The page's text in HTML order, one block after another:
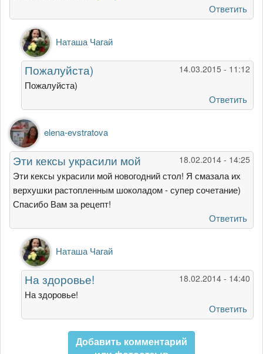
Ответить
Ответ
на
Спасибо
за
рецепт
Aлсиня
Гарифуллина
Наташа Чагай
14.03.2015 - 11:12
Пожалуйста)
Пожалуйста)
Ответить
elena-evstratova
18.02.2014 - 14:25
Эти кексы украсили мой
Эти кексы украсили мой новогодний стол! Я смазала их
верхушки растопленным шоколадом - супер сочетание)
Спасибо Вам за рецепт!
Ответить
Ответ
на
Эти
кексы
украсили
от
Наташа Чагай
18.02.2014 - 14:40
На здоровье!
На здоровье!
Ответить
Добавить комментарий